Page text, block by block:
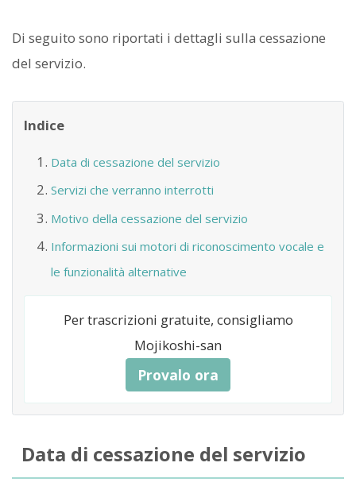
Di seguito sono riportati i dettagli sulla cessazione
del servizio.
Indice
Data di cessazione del servizio
Servizi che verranno interrotti
Motivo della cessazione del servizio
Informazioni sui motori di riconoscimento vocale e
le funzionalità alternative
Per trascrizioni gratuite, consigliamo
Mojikoshi-san
Provalo ora
Data di cessazione del servizio